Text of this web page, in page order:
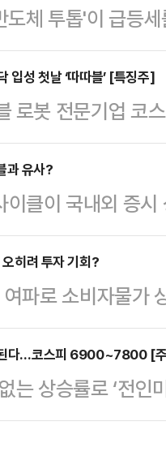
도체 투톱'이 급등
이닉스는 전장
성전자도 전 거
밖에 DB하이텍
미 대통령이 종전
기가 대두됐음에
요일 미국 증시
입성 첫날 ‘따따블’ [특징주]
로봇 전문기업 코
가 4배)’ 달성에 성
코스모로보틱스
3750원에 거래
았다.앞서 코스모
에서 희망밴드
수요예측에 참여
…
과 유사?
클이 국내외 증
하는 목소리가 늘
가 치솟았다가 폭
일 금융투자업계
임 모기지 사태를
근 증시 상승세를
뉴스레터 플랫폼
가가 …
히려 투자 기회?
여파로 소비자물가
다.물가 상승을 억
론 주식시장에도
에서 '재미'를 보는
기회가 될 수 있
다…코스피 6900~7800 [
는 상승률로 ‘전인
세가 계속될 전망